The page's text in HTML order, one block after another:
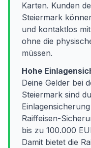
Karten. Kunden
Steiermark
und kontaktlos
ohne die
müssen.
Hohe
Deine Gelder bei
Steiermark sind
Raiffeisen-
bis zu 100.000
Damit bietet die